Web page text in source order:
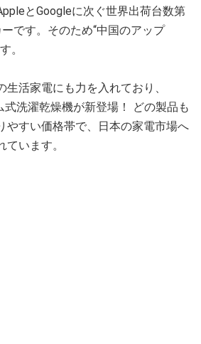
とGoogleに次ぐ世界出荷台数第
です。そのため“中国のアップ
。
活家電にも力を入れており、
洗濯乾燥機が新登場！ どの製品も
やすい価格帯で、日本の家電市場へ
います。